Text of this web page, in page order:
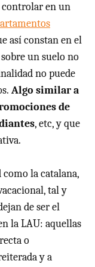
controlar en un
así constan en el
un suelo no
no puede
Algo similar a
de
, etc, y que
la catalana,
tal y
de ser el
la LAU: aquellas
o
y a